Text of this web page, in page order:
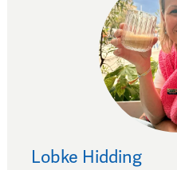
Lobke Hidding